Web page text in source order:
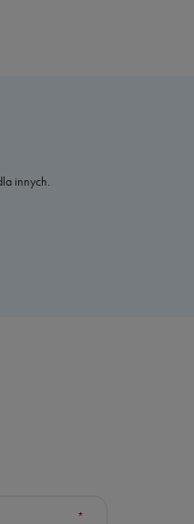
innych.